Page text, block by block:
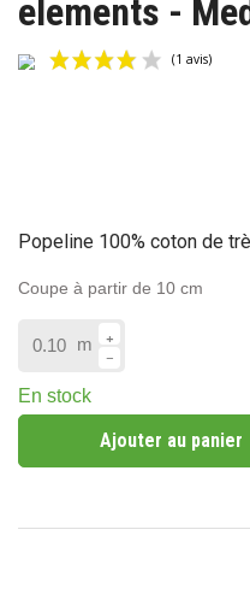
elements -
Popeline 100% coton de
Coupe à partir de 10 cm
m
En stock
Ajouter au panier